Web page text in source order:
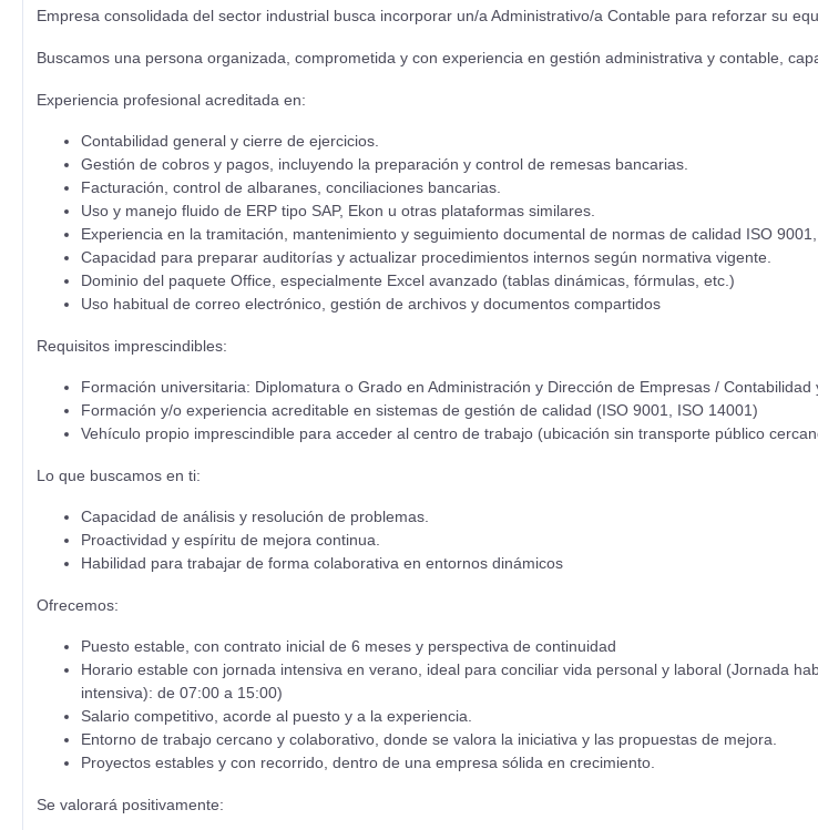
Empresa consolidada del sector industrial busca incorporar un/a Administrativo/a Contable para reforzar su
Buscamos una persona organizada, comprometida y con experiencia en gestión administrativa y contable,
Experiencia profesional acreditada en:
Contabilidad general y cierre de ejercicios.
Gestión de cobros y pagos, incluyendo la preparación y control de remesas bancarias.
Facturación, control de albaranes, conciliaciones bancarias.
Uso y manejo fluido de ERP tipo SAP, Ekon u otras plataformas similares.
Experiencia en la tramitación, mantenimiento y seguimiento documental de normas de calidad ISO
Capacidad para preparar auditorías y actualizar procedimientos internos según normativa vigente.
Dominio del paquete Office, especialmente Excel avanzado (tablas dinámicas, fórmulas, etc.)
Uso habitual de correo electrónico, gestión de archivos y documentos compartidos
Requisitos imprescindibles:
Formación universitaria: Diplomatura o Grado en Administración y Dirección de Empresas / Contabilidad
Formación y/o experiencia acreditable en sistemas de gestión de calidad (ISO 9001, ISO 14001)
Vehículo propio imprescindible para acceder al centro de trabajo (ubicación sin transporte público
Lo que buscamos en ti:
Capacidad de análisis y resolución de problemas.
Proactividad y espíritu de mejora continua.
Habilidad para trabajar de forma colaborativa en entornos dinámicos
Ofrecemos:
Puesto estable, con contrato inicial de 6 meses y perspectiva de continuidad
Horario estable con jornada intensiva en verano, ideal para conciliar vida personal y laboral (Jornada
intensiva): de 07:00 a 15:00)
Salario competitivo, acorde al puesto y a la experiencia.
Entorno de trabajo cercano y colaborativo, donde se valora la iniciativa y las propuestas de mejora.
Proyectos estables y con recorrido, dentro de una empresa sólida en crecimiento.
Se valorará positivamente: